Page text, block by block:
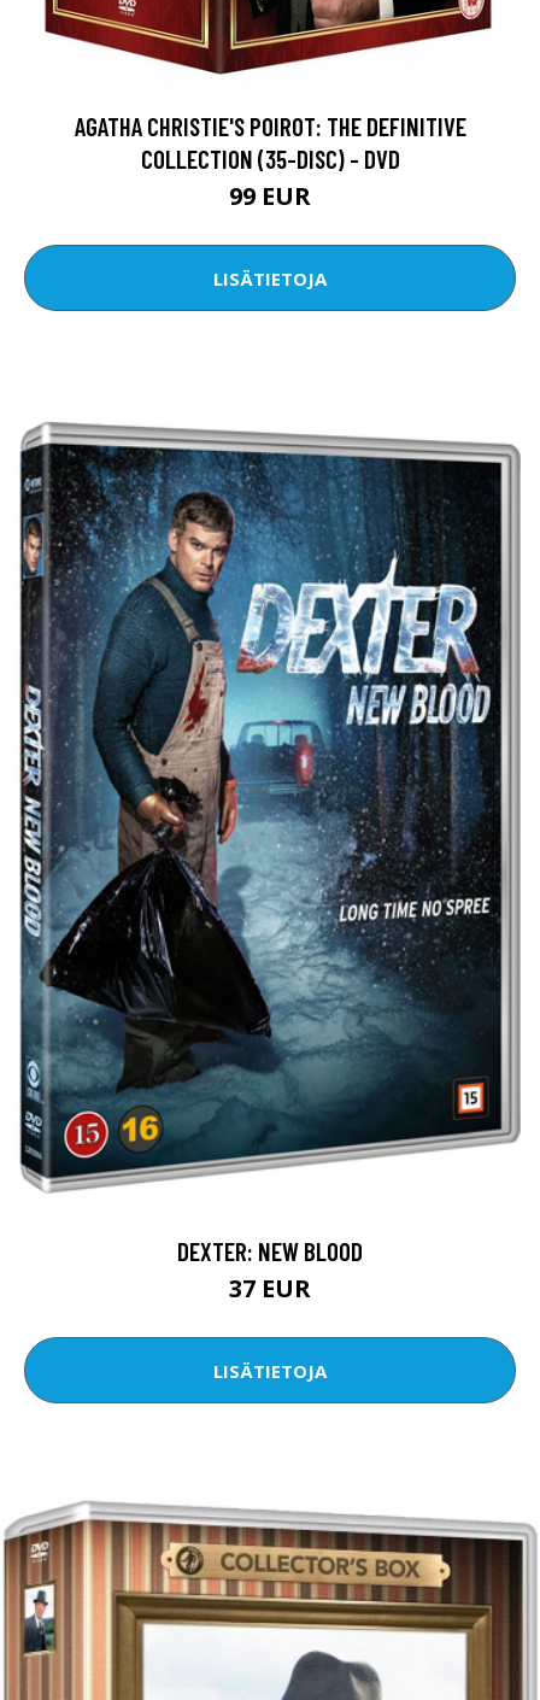
AGATHA CHRISTIE'S POIROT: THE DEFINITIVE
COLLECTION (35-DISC) - DVD
99 EUR
LISÄTIETOJA
DEXTER: NEW BLOOD
37 EUR
LISÄTIETOJA